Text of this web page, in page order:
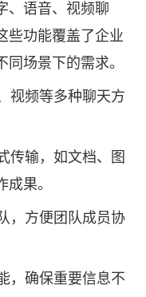
、语音、视频聊
些功能覆盖了企业
场景下的需求。
视频等多种聊天方
传输，如文档、图
果。
，方便团队成员协
，确保重要信息不